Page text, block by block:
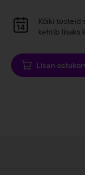
Andmete
laadimine
Kõiki tooteid
kehtib lisaks
Lisan